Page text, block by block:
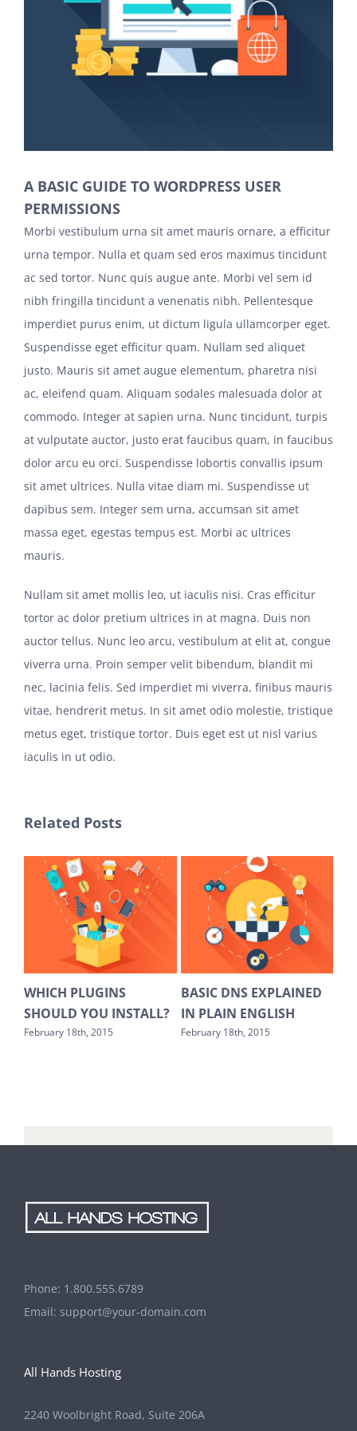
A BASIC GUIDE TO WORDPRESS USER
PERMISSIONS
Morbi vestibulum urna sit amet mauris ornare, a efficitur
urna tempor. Nulla et quam sed eros maximus tincidunt
ac sed tortor. Nunc quis augue ante. Morbi vel sem id
nibh fringilla tincidunt a venenatis nibh. Pellentesque
imperdiet purus enim, ut dictum ligula ullamcorper eget.
Suspendisse eget efficitur quam. Nullam sed aliquet
justo. Mauris sit amet augue elementum, pharetra nisi
ac, eleifend quam. Aliquam sodales malesuada dolor at
commodo. Integer at sapien urna. Nunc tincidunt, turpis
at vulputate auctor, justo erat faucibus quam, in faucibus
dolor arcu eu orci. Suspendisse lobortis convallis ipsum
sit amet ultrices. Nulla vitae diam mi. Suspendisse ut
dapibus sem. Integer sem urna, accumsan sit amet
massa eget, egestas tempus est. Morbi ac ultrices
mauris.
Nullam sit amet mollis leo, ut iaculis nisi. Cras efficitur
tortor ac dolor pretium ultrices in at magna. Duis non
auctor tellus. Nunc leo arcu, vestibulum at elit at, congue
viverra urna. Proin semper velit bibendum, blandit mi
nec, lacinia felis. Sed imperdiet mi viverra, finibus mauris
vitae, hendrerit metus. In sit amet odio molestie, tristique
metus eget, tristique tortor. Duis eget est ut nisl varius
iaculis in ut odio.
Related Posts
WHICH PLUGINS
SHOULD YOU INSTALL?
February 18th, 2015
BASIC DNS EXPLAINED
IN PLAIN ENGLISH
February 18th, 2015
Phone: 1.800.555.6789
Email: support@your-domain.com
All Hands Hosting
2240 Woolbright Road, Suite 206A